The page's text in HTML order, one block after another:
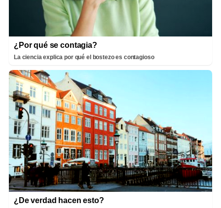
¿Por qué se contagia?
La ciencia explica por qué el bostezo es contagioso
¿De verdad hacen esto?